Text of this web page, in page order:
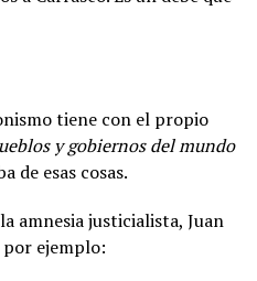
tiene con el propio
y gobiernos del mundo
de esas cosas.
amnesia justicialista, Juan
ejemplo: